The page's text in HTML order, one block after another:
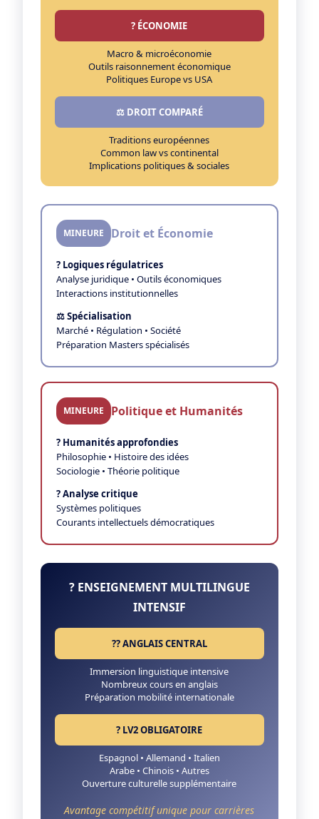
? ÉCONOMIE
Macro & microéconomie
Outils raisonnement économique
Politiques Europe vs USA
⚖️ DROIT COMPARÉ
Traditions européennes
Common law vs continental
Implications politiques & sociales
MINEURE Droit et Économie
? Logiques régulatrices
Analyse juridique • Outils économiques
Interactions institutionnelles
⚖️ Spécialisation
Marché • Régulation • Société
Préparation Masters spécialisés
MINEURE Politique et Humanités
? Humanités approfondies
Philosophie • Histoire des idées
Sociologie • Théorie politique
? Analyse critique
Systèmes politiques
Courants intellectuels démocratiques
?️ ENSEIGNEMENT MULTILINGUE
INTENSIF
?? ANGLAIS CENTRAL
Immersion linguistique intensive
Nombreux cours en anglais
Préparation mobilité internationale
? LV2 OBLIGATOIRE
Espagnol • Allemand • Italien
Arabe • Chinois • Autres
Ouverture culturelle supplémentaire
Avantage compétitif unique pour carrières